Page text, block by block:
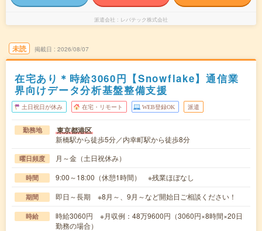
派遣会社 レバテック株式会社
未読 掲載日 2026/08/07
在宅あり＊時給3060円【Snowflake】通信業
界向けデータ分析基盤整備支援
土日祝日が休み 在宅・リモート WEB登録OK 派遣
勤務地 東京都港区
新橋駅から徒歩5分／内幸町駅から徒歩8分
曜日頻度 月～金（土日祝休み）
時間 9:00～18:00（休憩1時間） ※残業ほぼなし
期間 即日～長期 ※8月～、9月～など開始日ご相談ください！
時給
時給3060円 ※月収例：48万9600円（3060円×8時間×20日
勤務の場合）